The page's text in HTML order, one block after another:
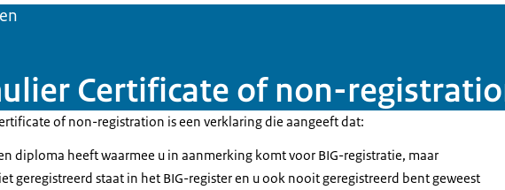
Certificate of non-
of non-registration is een verklaring die aangeeft dat:
diploma heeft waarmee u in aanmerking komt voor BIG-registratie, maar
geregistreerd staat in het BIG-register en u ook nooit geregistreerd bent geweest